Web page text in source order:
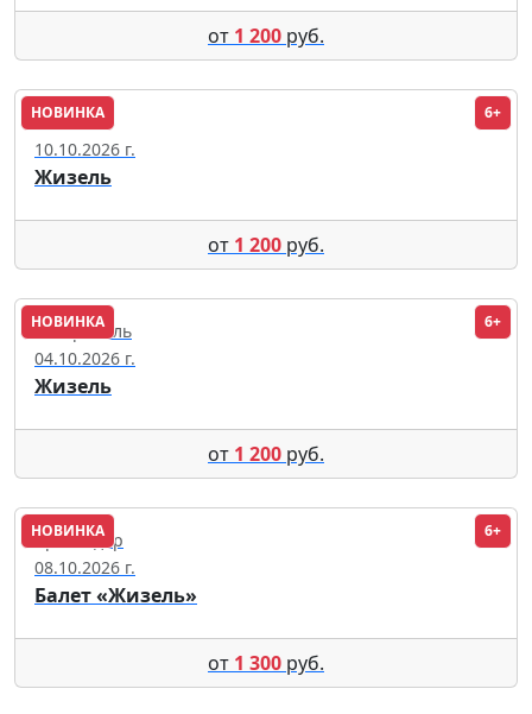
от 1 200 руб.
НОВИНКА 6+
Майкоп
10.10.2026 г.
Жизель
от 1 200 руб.
НОВИНКА 6+
Ставрополь
04.10.2026 г.
Жизель
от 1 200 руб.
НОВИНКА 6+
Краснодар
08.10.2026 г.
Балет «Жизель»
от 1 300 руб.